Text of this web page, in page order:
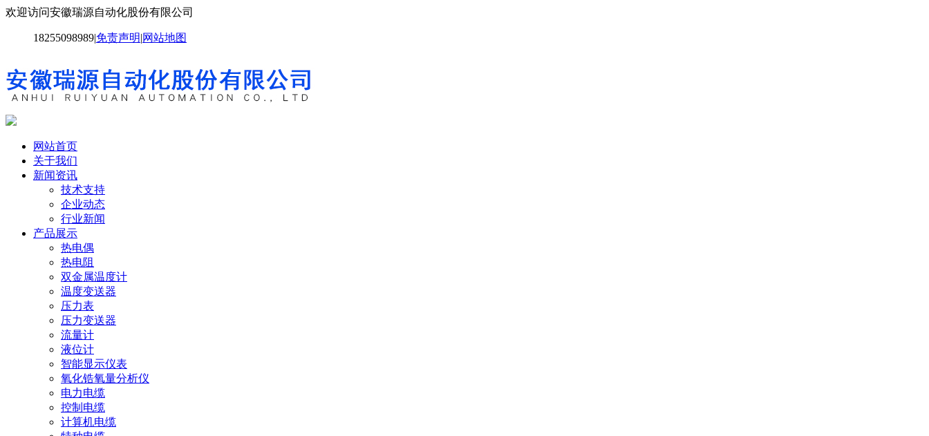
欢迎访问安徽瑞源自动化股份有限公司
18255098989|免责声明|网站地图
网站首页
关于我们
新闻资讯
技术支持
企业动态
行业新闻
产品展示
热电偶
热电阻
双金属温度计
温度变送器
压力表
压力变送器
流量计
液位计
智能显示仪表
氧化锆氧量分析仪
电力电缆
控制电缆
计算机电缆